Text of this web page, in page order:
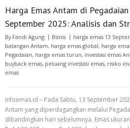
Harga Emas Antam di
September 2025: Analisis dan
By Fandi Agung Bisnis harga emas 13
batangan Antam, harga emas global, harga
Pegadaian, harga emas turun, investasi emas
buyback emas, peluang investasi emas, risiko
emas
infoemas.id – Pada Sabtu, 13 September
Antam yang diperdagangkan melalui
dibandingkan hari sebelumnya. Emas